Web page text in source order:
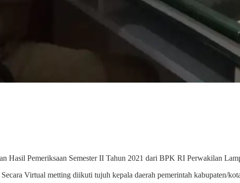
Hasil Pemeriksaan Semester II Tahun 2021 dari BPK RI Perwakilan
Virtual metting diikuti tujuh kepala daerah pemerintah kabupaten/